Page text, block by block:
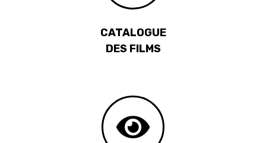
CATALOGUE
DES FILMS